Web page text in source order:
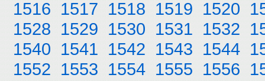
1516 1517 1518 1519 1520
1528 1529 1530 1531 1532
1540 1541 1542 1543 1544
1552 1553 1554 1555 1556